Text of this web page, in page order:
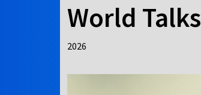
World Talks
2026